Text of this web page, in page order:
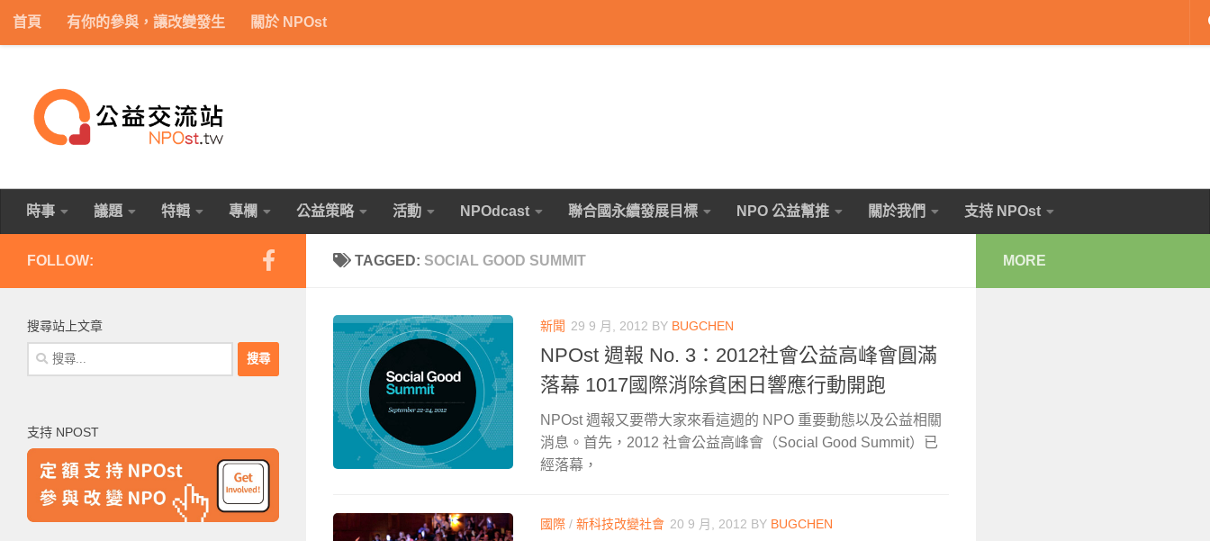
Skip to content
首頁 有你的參與，讓改變發生 關於 NPOst
時事 議題 特輯 專欄 公益策略 活動 NPOdcast 聯合國永續發展目標 NPO 公益幫推 關於我們 支持 NPOst
TAGGED: SOCIAL GOOD SUMMIT
新聞 29 9 月, 2012 BY BUGCHEN
NPOst 週報 No. 3：2012社會公益高峰會圓滿
落幕 1017國際消除貧困日響應行動開跑
NPOst 週報又要帶大家來看這週的 NPO 重要動態以及公益相關
消息。首先，2012 社會公益高峰會（Social Good Summit）已
經落幕，
國際 / 新科技改變社會 20 9 月, 2012 BY BUGCHEN
FOLLOW:
搜尋站上文章
搜
尋
字:
支持 NPOST
MORE